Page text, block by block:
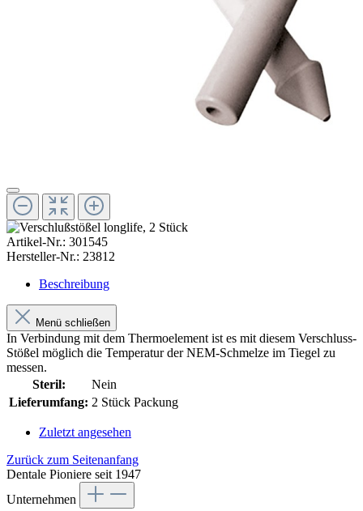
Artikel-Nr.: 301545
Hersteller-Nr.: 23812
Beschreibung
Menü schließen
In Verbindung mit dem Thermoelement ist es mit diesem Verschluss-
Stößel möglich die Temperatur der NEM-Schmelze im Tiegel zu
messen.
Steril:
Nein
Lieferumfang: 2 Stück Packung
Zuletzt angesehen
Zurück zum Seitenanfang
Dentale Pioniere seit 1947
Unternehmen